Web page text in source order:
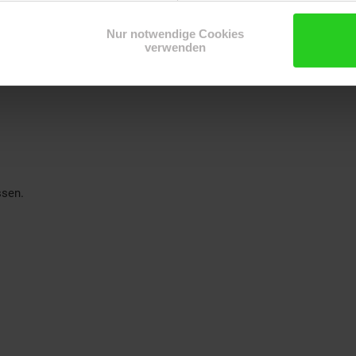
Nur notwendige Cookies
verwenden